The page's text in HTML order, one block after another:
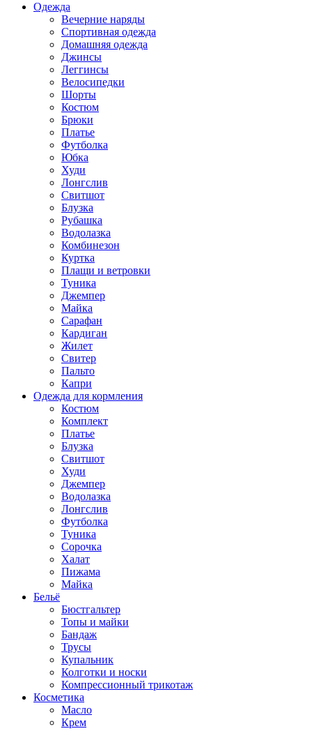
Одежда
Вечерние наряды
Спортивная одежда
Домашняя одежда
Джинсы
Леггинсы
Велосипедки
Шорты
Костюм
Брюки
Платье
Футболка
Юбка
Худи
Лонгслив
Свитшот
Блузка
Рубашка
Водолазка
Комбинезон
Куртка
Плащи и ветровки
Туника
Джемпер
Майка
Сарафан
Кардиган
Жилет
Свитер
Пальто
Капри
Одежда для кормления
Костюм
Комплект
Платье
Блузка
Свитшот
Худи
Джемпер
Водолазка
Лонгслив
Футболка
Туника
Сорочка
Халат
Пижама
Майка
Бельё
Бюстгальтер
Топы и майки
Бандаж
Трусы
Купальник
Колготки и носки
Компрессионный трикотаж
Косметика
Масло
Крем